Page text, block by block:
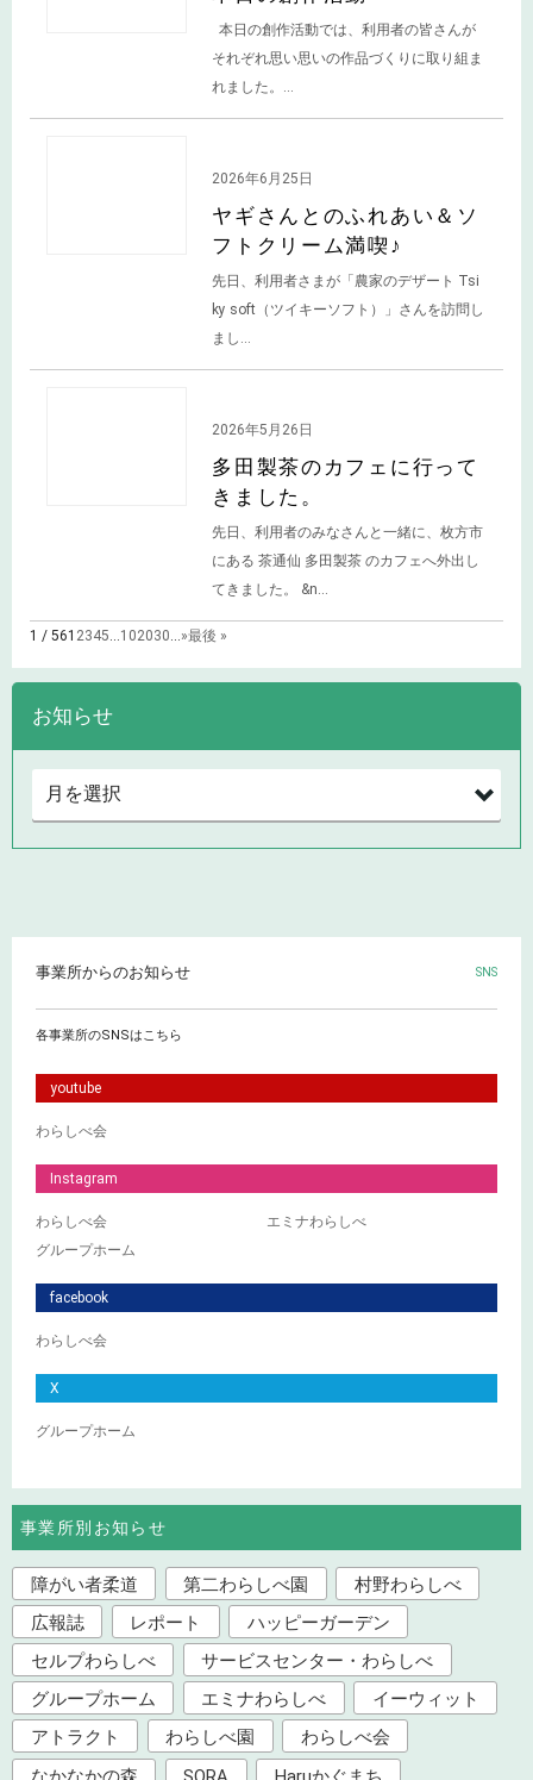
本日の創作活動では、利用者の皆さんが
それぞれ思い思いの作品づくりに取り組ま
れました。...
2026年6月25日
ヤギさんとのふれあい＆ソ
フトクリーム満喫♪
先日、利用者さまが「農家のデザート Tsi
ky soft（ツイキーソフト）」さんを訪問し
まし...
2026年5月26日
多田製茶のカフェに行って
きました。
先日、利用者のみなさんと一緒に、枚方市
にある 茶通仙 多田製茶 のカフェへ外出し
てきました。 &n...
1 / 561 2345...102030...»最後 »
お知らせ
事業所からのお知らせ SNS
各事業所のSNSはこちら
youtube
わらしべ会
Instagram
わらしべ会
エミナわらしべ
グループホーム
facebook
わらしべ会
X
グループホーム
事業所別お知らせ
障がい者柔道 第二わらしべ園
村野わらしべ
広報誌
レポート
ハッピーガーデン
セルプわらしべ
サービスセンター・わらしべ
グループホーム
エミナわらしべ
イーウィット
アトラクト
わらしべ園
わらしべ会